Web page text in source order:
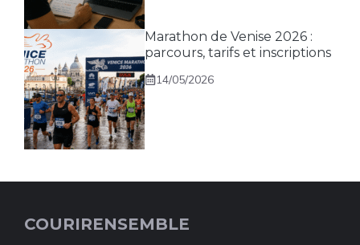
Marathon de Venise 2026 :
parcours, tarifs et inscriptions
14/05/2026
COURIRENSEMBLE